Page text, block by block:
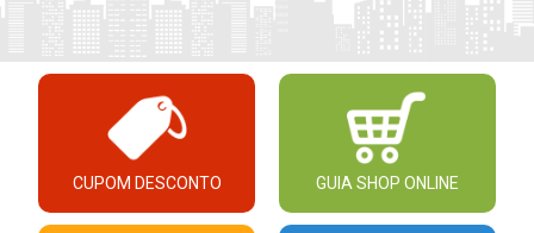
CUPOM DESCONTO GUIA SHOP ONLINE